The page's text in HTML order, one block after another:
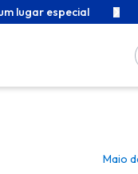
lugar especial
Maio